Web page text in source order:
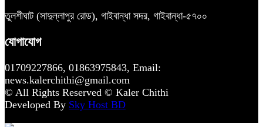
তুলশীঘাট (সাদুল্লাপুর রোড), গাইবান্ধা সদর, গাইবান্ধা-৫৭০০
যোগাযোগ
01709227866, 01863975843, Email:
news.kalerchithi@gmail.com
© All Rights Reserved © Kaler Chithi
Developed By Sky Host BD